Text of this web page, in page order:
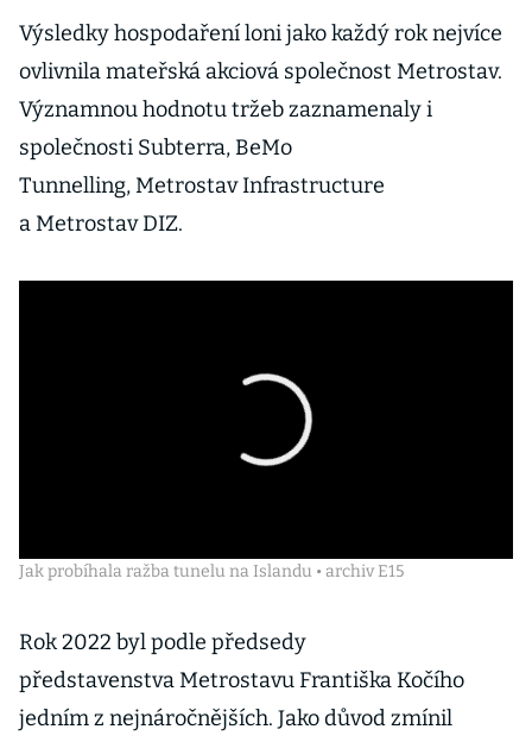
Výsledky hospodaření loni jako každý rok nejvíce
ovlivnila mateřská akciová společnost Metrostav.
Významnou hodnotu tržeb zaznamenaly i
společnosti Subterra, BeMo
Tunnelling, Metrostav Infrastructure
a Metrostav DIZ.
Jak probíhala ražba tunelu na Islandu • archiv E15
Rok 2022 byl podle předsedy
představenstva Metrostavu Františka Kočího
jedním z nejnáročnějších. Jako důvod zmínil